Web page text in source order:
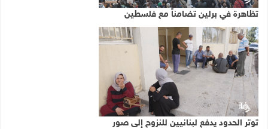
تظاهرة في برلين تضامناً مع فلسطين
توتر الحدود يدفع لبنانيين للنزوح إلى صور